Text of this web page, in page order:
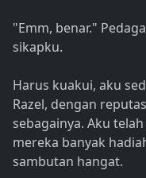
"Emm, benar."
sikapku.
Harus kuakui, aku
Razel, dengan
sebagainya. Aku
mereka banyak
sambutan hangat.